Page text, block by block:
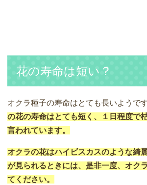
花の寿命は短い？
オクラ種子の寿命はとても長いようで
の花の寿命はとても短く、１日程度で
言われています。
オクラの花はハイビスカスのような綺
が見られるときには、是非一度、オク
てください。